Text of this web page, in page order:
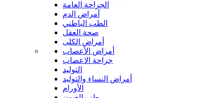
الجراحة العامة
أمراض الدم
الطب الباطني
صحة العقل
أمراض الكلى
أمراض الأعصاب
جراحة الاعصاب
التوليد
أمراض النساء والتوليد
الأورام